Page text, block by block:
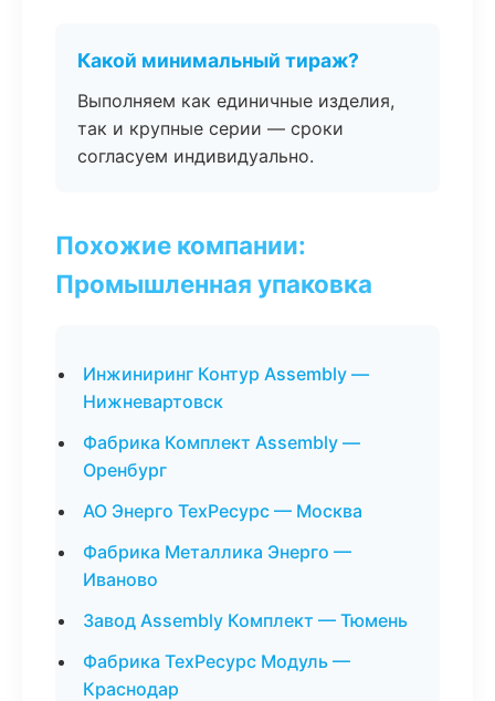
Какой минимальный тираж?
Выполняем как единичные изделия,
так и крупные серии — сроки
согласуем индивидуально.
Похожие компании:
Промышленная упаковка
Инжиниринг Контур Assembly —
Нижневартовск
Фабрика Комплект Assembly —
Оренбург
АО Энерго ТехРесурс — Москва
Фабрика Металлика Энерго —
Иваново
Завод Assembly Комплект — Тюмень
Фабрика ТехРесурс Модуль —
Краснодар